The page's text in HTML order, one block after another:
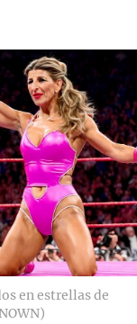
en estrellas de